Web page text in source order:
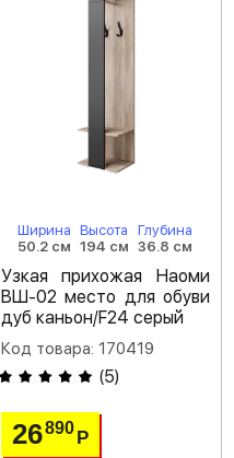
Ширина
50.2 см
Высота
194 см
Глубина
36.8 см
Узкая прихожая Наоми
ВШ-02 место для обуви
дуб каньон/F24 серый
Код товара: 170419
(5)
26890 Р